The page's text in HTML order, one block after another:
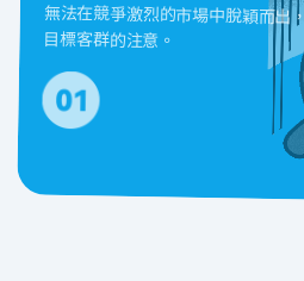
無法在競爭激烈的市場中脫穎而出
目標客群的注意。